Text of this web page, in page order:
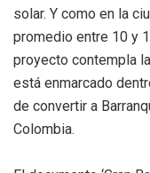
solar. Y como en la
promedio entre 10 y
proyecto contempla
está enmarcado
de convertir a
Colombia.